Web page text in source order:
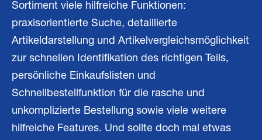
Sortiment viele hilfreiche Funktionen:
praxisorientierte Suche, detaillierte
Artikeldarstellung und Artikelvergleichsmöglichkeit
zur schnellen Identifikation des richtigen Teils,
persönliche Einkaufslisten und
Schnellbestellfunktion für die rasche und
unkomplizierte Bestellung sowie viele weitere
hilfreiche Features. Und sollte doch mal etwas